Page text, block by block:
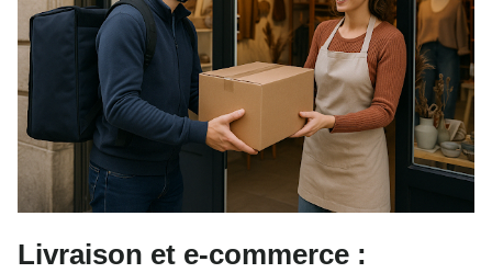
Livraison et e-commerce :